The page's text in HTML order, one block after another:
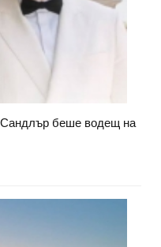
беше водещ на